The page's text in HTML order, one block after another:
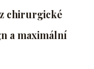
chirurgické
a maximální